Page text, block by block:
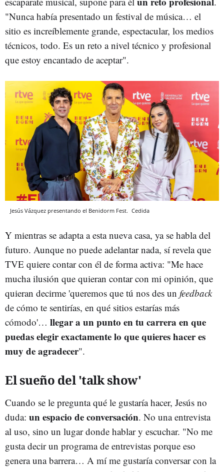
"Nunca había presentado un festival de música… el
sitio es increíblemente grande, espectacular, los medios
técnicos, todo. Es un reto a nivel técnico y profesional
que estoy encantado de aceptar".
Jesús Vázquez presentando el Benidorm Fest. Cedida
Y mientras se adapta a esta nueva casa, ya se habla del
futuro. Aunque no puede adelantar nada, sí revela que
TVE quiere contar con él de forma activa: "Me hace
mucha ilusión que quieran contar con mi opinión, que
quieran decirme 'queremos que tú nos des un feedback
de cómo te sentirías, en qué sitios estarías más
cómodo'… llegar a un punto en tu carrera en que
puedas elegir exactamente lo que quieres hacer es
muy de agradecer".
El sueño del 'talk show'
Cuando se le pregunta qué le gustaría hacer, Jesús no
duda: un espacio de conversación. No una entrevista
al uso, sino un lugar donde hablar y escuchar. "No me
gusta decir un programa de entrevistas porque eso
genera una barrera… A mí me gustaría conversar con la